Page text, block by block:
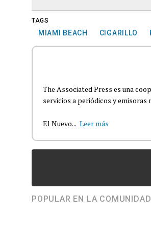
TAGS
MIAMI BEACH CIGARILLO
The Associated Press es una
servicios a periódicos y
El Nuevo... Leer más
POPULAR EN LA COMUNIDAD